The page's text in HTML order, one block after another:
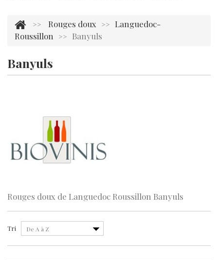
>> Rouges doux >> Languedoc-
Roussillon
>> Banyuls
Banyuls
Rouges doux de Languedoc Roussillon Banyuls
Tri De A à Z